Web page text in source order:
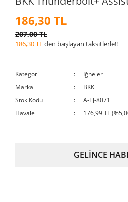
186,30 TL
207,00 TL
186,30 TLden başlayan taksitlerle!!
Kategori
İğneler
Marka
BKK
Stok Kodu
A-EJ-8071
Havale
176,99 TL
GELİNCE